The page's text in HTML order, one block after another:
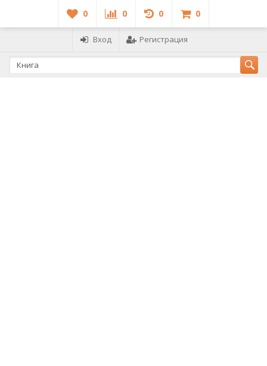
0 0 0 0
Вход Регистрация